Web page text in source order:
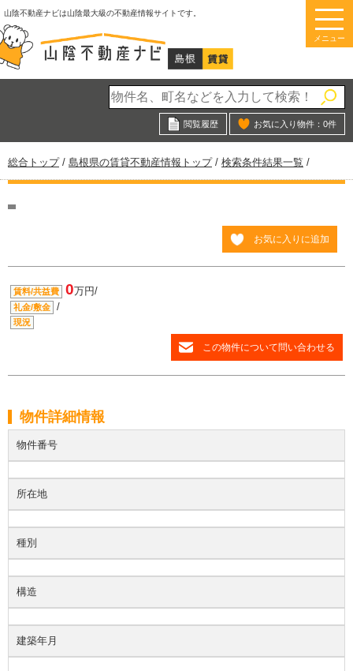
このページの本文へ
山陰不動産ナビは山陰最大級の不動産情報サイトです。
メニュー
閲覧履歴 お気に入り物件： 0件
現
在
位
総合トップ/ 島根県の賃貸不動産情報トップ/ 検索条件結果一覧 /
お気に入りに追加
賃料/共益費 0万円/
礼金/敷金 /
現況
この物件について問い合わせる
物件詳細情報
物件番号
所在地
種別
構造
建築年月